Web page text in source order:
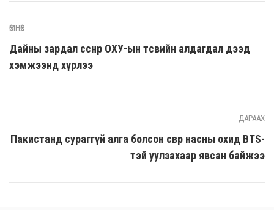
ӨМНӨХ
Дайны зардал өссөнөөр ОХУ-ын төсвийн алдагдал дээд
хэмжээнд хүрлээ
ДАРААХ
Пакистанд сураггүй алга болсон өсвөр насны охид BTS-
тэй уулзахаар явсан байжээ